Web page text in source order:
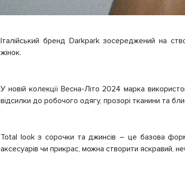
Італійський бренд Darkpark зосереджений на
жінок.
У новій колекції Весна-Літо 2024 марка
відсилки до робочого одягу, прозорі тканини та
Total look з сорочки та джинсів – це базова
аксесуарів чи прикрас, можна створити яскравий,